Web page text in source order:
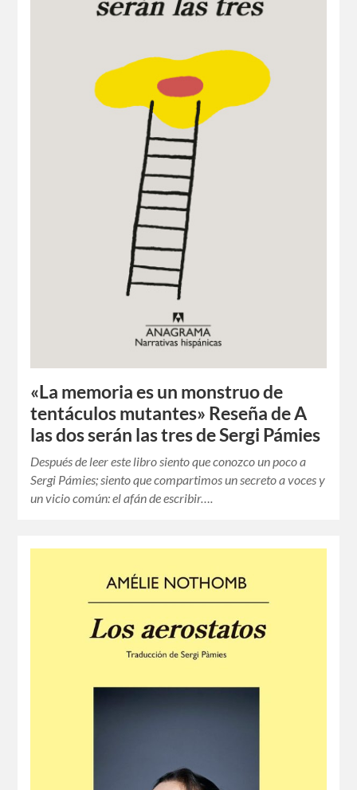
«La memoria es un monstruo de
tentáculos mutantes» Reseña de A
las dos serán las tres de Sergi Pámies
Después de leer este libro siento que conozco un poco a
Sergi Pámies; siento que compartimos un secreto a voces y
un vicio común: el afán de escribir….